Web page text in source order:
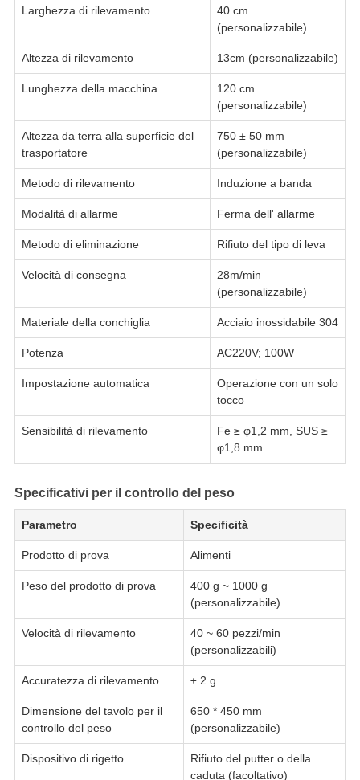
Larghezza di rilevamento
40 cm
(personalizzabile)
Altezza di rilevamento 13cm (personalizzabile)
Lunghezza della macchina
120 cm
(personalizzabile)
Altezza da terra alla superficie del
trasportatore
750 ± 50 mm
(personalizzabile)
Metodo di rilevamento Induzione a banda
Modalità di allarme Ferma dell' allarme
Metodo di eliminazione Rifiuto del tipo di leva
Velocità di consegna
28m/min
(personalizzabile)
Materiale della conchiglia Acciaio inossidabile 304
Potenza AC220V; 100W
Impostazione automatica
Operazione con un solo
tocco
Sensibilità di rilevamento
Fe ≥ φ1,2 mm, SUS ≥
φ1,8 mm
Specificativi per il controllo del peso
Parametro Specificità
Prodotto di prova Alimenti
Peso del prodotto di prova
400 g ~ 1000 g
(personalizzabile)
Velocità di rilevamento
40 ~ 60 pezzi/min
(personalizzabili)
Accuratezza di rilevamento ± 2 g
Dimensione del tavolo per il
controllo del peso
650 * 450 mm
(personalizzabile)
Dispositivo di rigetto
Rifiuto del putter o della
caduta (facoltativo)